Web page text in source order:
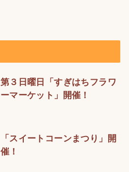
第３日曜日「すぎはちフラワ
ーマーケット」開催！
「スイートコーンまつり」開
催！